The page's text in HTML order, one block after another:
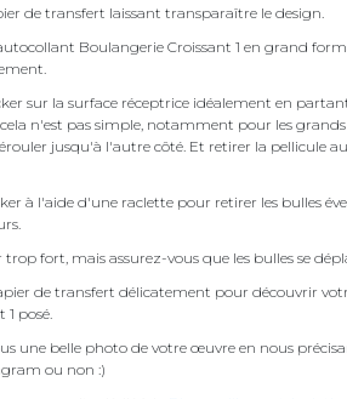
de transfert laissant transparaître le design.
Boulangerie Croissant 1 en grand
sur la surface réceptrice idéalement en
cela n'est pas simple, notamment pour les
jusqu'à l'autre côté. Et retirer la pellicule
à l'aide d'une raclette pour retirer les bulles
fort, mais assurez-vous que les bulles se
de transfert délicatement pour découvrir
1 posé.
une belle photo de votre œuvre en nous
ou non :)